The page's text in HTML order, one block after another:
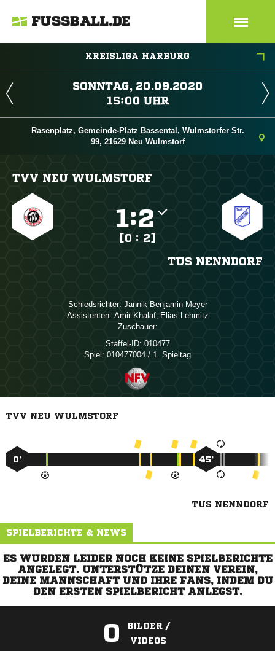
FUSSBALL.DE
KREISLIGA HARBURG
 
 
Rasenplatz, Gemeinde-Platz Bassental, Wulmstorfer Str.
99, 21629 Neu Wulmstorf
TVV NEU WULMSTORF
:
[0 : 2]
TUS NENNDORF
Schiedsrichter:   
Assistenten:  ,  
Zuschauer:
Staffel-ID: 010477
Spiel: 010477004 / 1. Spieltag
TVV NEU WULMSTORF
0’ 45’
TUS NENNDORF
SPIELBERICHTE & NEWS
ES WURDEN LEIDER NOCH KEINE SPIELBERICHTE
ANGELEGT. UNTERSTÜTZE DEINEN VEREIN,
DEINE MANNSCHAFT UND IHRE FANS, INDEM DU
DEN ERSTEN SPIELBERICHT ANLEGST.
0
BILDER /
VIDEOS